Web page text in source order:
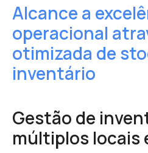
Alcance a
operacional
otimizada de
inventário
Gestão de
múltiplos locais